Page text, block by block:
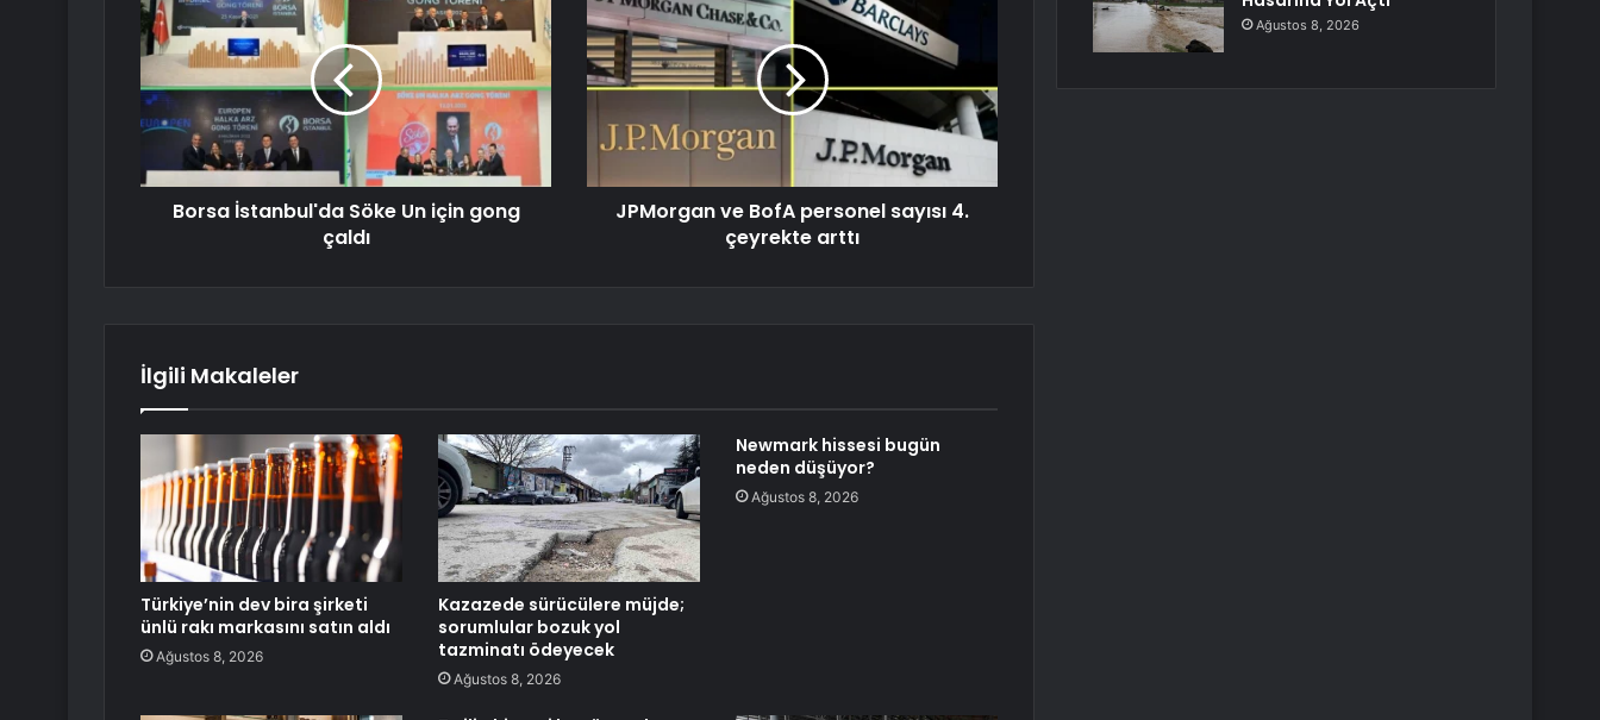
Borsa İstanbul'da Söke Un için gong
çaldı
JPMorgan ve BofA personel sayısı 4.
çeyrekte arttı
İlgili Makaleler
Türkiye’nin dev bira şirketi
ünlü rakı markasını satın aldı
Ağustos 8, 2026
Kazazede sürücülere müjde;
sorumlular bozuk yol
tazminatı ödeyecek
Ağustos 8, 2026
Newmark hissesi bugün
neden düşüyor?
Ağustos 8, 2026
Ağustos 8, 2026